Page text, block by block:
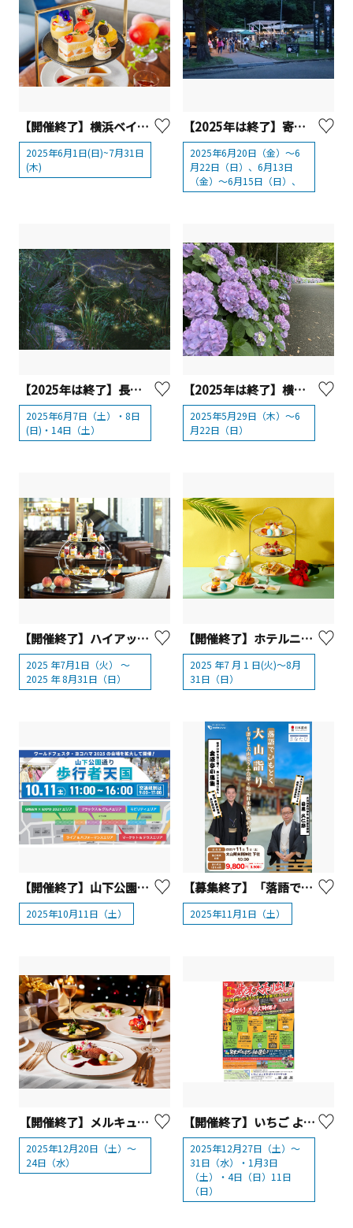
【開催終了】横浜ベイシェラトン ホテル＆タワーズ アフタヌーンティーセット～ピーチ＆マンゴー～
2025年6月1日(日)~7月31日
(木)
【2025年は終了】寄自然休養村『やどりきホタルの夕べ』【松田町】
2025年6月20日（金）～6
月22日（日）、6月13日
（金）～6月15日（日）、
【2025年は終了】長井海の手公園ソレイユの丘 ホタル観察会 ※要事前申込（詳細はWEBサイト参照）
2025年6月7日（土）・8日
(日)・14日（土）
【2025年は終了】横須賀美術館 アジサイ割
2025年5月29日（木）～6
月22日（日）
【開催終了】ハイアット リージェンシー 横浜 『ピーチ・アフタヌーンティー』
2025 年7月1日（火） ～
2025 年 8月31日（日）
【開催終了】ホテルニューグランド 『トロピカルアフタヌーンティー』【横浜市】
2025 年7 月 1 日(火)～8月
31日（日）
【開催終了】山下公園通り歩行者天国【横浜市中区】
2025年10月11日（土）
【募集終了】「落語でひもとく大山詣り」～語りと大山とうふ会席・地元日本酒を味わう～【小田急電鉄】
2025年11月1日（土）
【開催終了】メルキュール横須賀 「ホテル19階で楽しむ極上クリスマス・ディナー2025」
2025年12月20日（土）～
24日（水）
【開催終了】いちご よこすかポートマーケット 歳末大売出し＆年始イベント
2025年12月27日（土）～
31日（水）・1月3日
（土）・4日（日）11日
（日）